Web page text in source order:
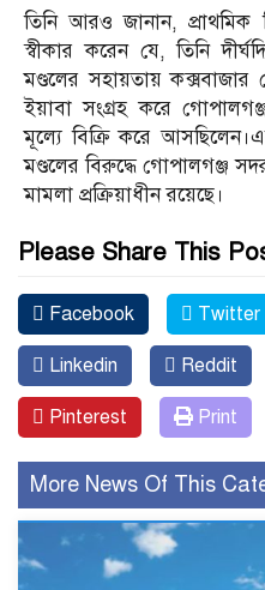
তিনি আরও জানান, প্রাথমিক
স্বীকার করেন যে, তিনি
মণ্ডলের সহায়তায়
ইয়াবা সংগ্রহ করে
মূল্যে বিক্রি করে
মণ্ডলের বিরুদ্ধে গোপালগঞ্জ
মামলা প্রক্রিয়াধীন রয়েছে।
Please Share This
Facebook Twitter
Linkedin Reddit
Pinterest Print
More News Of This